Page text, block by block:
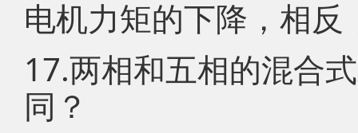
电机力矩的下降，相
17.两相和五相的混合
同？